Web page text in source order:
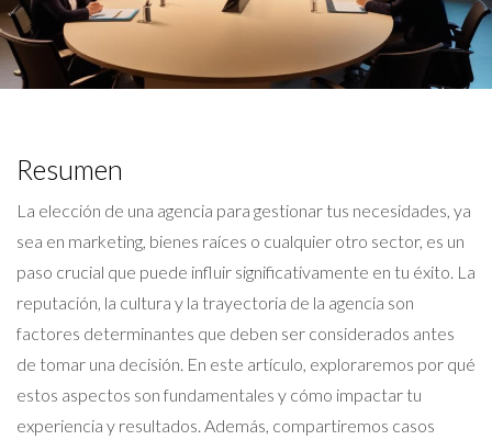
Resumen
La elección de una agencia para gestionar tus necesidades, ya
sea en marketing, bienes raíces o cualquier otro sector, es un
paso crucial que puede influir significativamente en tu éxito. La
reputación, la cultura y la trayectoria de la agencia son
factores determinantes que deben ser considerados antes
de tomar una decisión. En este artículo, exploraremos por qué
estos aspectos son fundamentales y cómo impactar tu
experiencia y resultados. Además, compartiremos casos